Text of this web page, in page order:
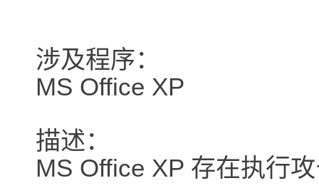
涉及程序：
MS Office XP
描述：
MS Office XP 存在执行